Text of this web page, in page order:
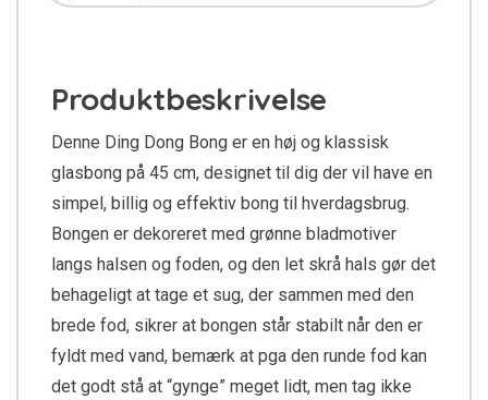
Produktbeskrivelse
Denne Ding Dong Bong er en høj og klassisk
glasbong på 45 cm, designet til dig der vil have en
simpel, billig og effektiv bong til hverdagsbrug.
Bongen er dekoreret med grønne bladmotiver
langs halsen og foden, og den let skrå hals gør det
behageligt at tage et sug, der sammen med den
brede fod, sikrer at bongen står stabilt når den er
fyldt med vand, bemærk at pga den runde fod kan
det godt stå at “gynge” meget lidt, men tag ikke